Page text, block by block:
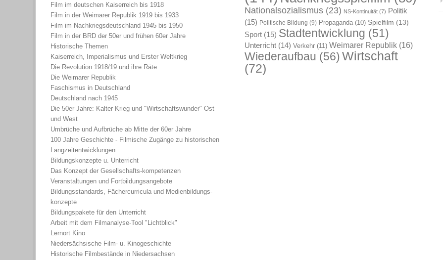
Film im deutschen Kaiserreich bis 1918
Film in der Weimarer Republik 1919 bis 1933
Film im Nachkriegsdeutschland 1945 bis 1950
Film in der BRD der 50er und frühen 60er Jahre
Historische Themen
Kaiserreich, Imperialismus und Erster Weltkrieg
Die Revolution 1918/19 und ihre Räte
Die Weimarer Republik
Faschismus in Deutschland
Deutschland nach 1945
Die 50er Jahre: Kalter Krieg und "Wirtschaftswunder" Ost
und West
Umbrüche und Aufbrüche ab Mitte der 60er Jahre
100 Jahre Geschichte - Filmische Zugänge zu historischen
Langzeitentwicklungen
Bildungskonzepte u. Unterricht
Das Konzept der Gesellschafts-kompetenzen
Veranstaltungen und Fortbildungsangebote
Bildungsstandards, Fächercurricula und Medienbildungs-
konzepte
Bildungspakete für den Unterricht
Arbeit mit dem Filmanalyse-Tool "Lichtblick"
Lernort Kino
Niedersächsische Film- u. Kinogeschichte
Historische Filmbestände in Niedersachsen
Nationalsozialismus (23) NS-Kontinuität (7) Politik
(15) Politische Bildung (9) Propaganda (10) Spielfilm (13)
Sport (15) Stadtentwicklung (51)
Unterricht (14) Verkehr (11) Weimarer Republik (16)
Wiederaufbau (56)Wirtschaft
(72)